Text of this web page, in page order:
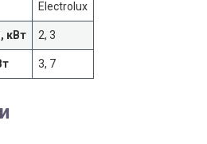
Electrolux
кВт 2, 3
3, 7